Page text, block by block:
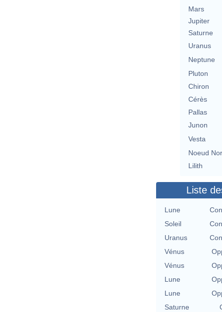
Mars
Jupiter
Saturne
Uranus
Neptune
Pluton
Chiron
Cérès
Pallas
Junon
Vesta
Noeud
Lilith
Liste
Lune
Soleil
Uranus
Vénus
Vénus
Lune
Lune
Saturne